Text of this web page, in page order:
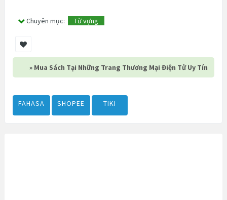
Chuyên mục: Từ vựng
» Mua Sách Tại Những Trang Thương Mại Điện Tử Uy Tín
FAHASA SHOPEE TIKI